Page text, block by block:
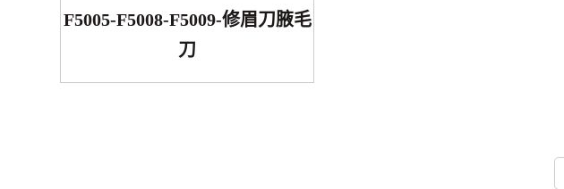
F5005-F5008-F5009-修眉刀腋毛
刀